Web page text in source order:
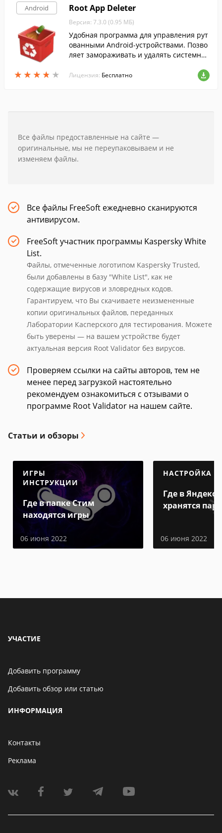
Android
★ ★ ★ ★ ★
★ ★ ★ ★ ★
Root App Deleter
Версия: 7.3.0 (0.95 МБ)
Удобная программа для управления рут
ованными Android-устройствами. Позво
ляет замораживать и удалять системны
Лицензия: Бесплатно
Все файлы предоставленные на сайте —
оригинальные, мы не переупаковываем и не
изменяем файлы.
Все файлы FreeSoft ежедневно сканируются
антивирусом.
FreeSoft участник программы Kaspersky White
List.
Файлы, отмеченные логотипом Kaspersky Trusted,
были добавлены в базу "White List", как не
содержащие вирусов и зловредных кодов.
Гарантируем, что Вы скачиваете неизмененные
копии оригинальных файлов, переданных
Лаборатории Касперского для тестирования. Можете
быть уверены — на вашем устройстве будет
актуальная версия Root Validator без вирусов.
Проверяем ссылки на сайты авторов, тем не
менее перед загрузкой настоятельно
рекомендуем ознакомиться с отзывами о
программе Root Validator на нашем сайте.
Статьи и обзоры
ИГРЫ
ИНСТРУКЦИИ
Где в папке Стим
находятся игры
06 июня 2022
НАСТРОЙКА
Где в Яндекс
хранятся
06 июня 2022
УЧАСТИЕ
Добавить программу
Добавить обзор или статью
ИНФОРМАЦИЯ
Контакты
Реклама